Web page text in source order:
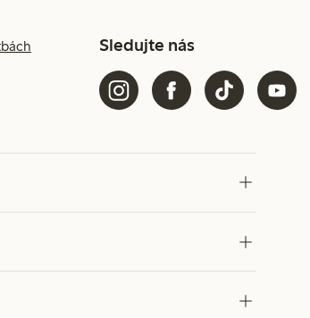
Sledujte nás